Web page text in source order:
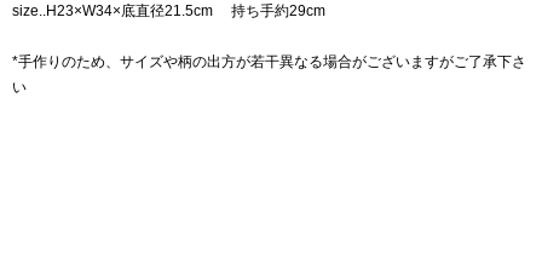
size..H23×W34×底直径21.5cm 持ち手約29cm
*手作りのため、サイズや柄の出方が若干異なる場合がございますがご了承下さ
い